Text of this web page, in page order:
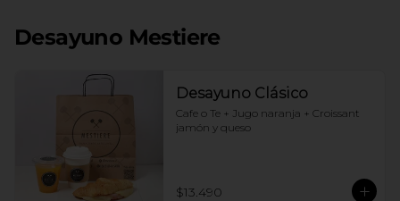
Desayuno Mestiere
Desayuno Clásico
Cafe o Te + Jugo naranja + Croissant
jamón y queso
$13.490